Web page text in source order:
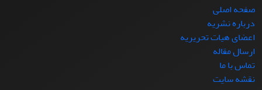
صفحه اصلی
درباره نشریه
اعضای هیات تحریریه
ارسال مقاله
تماس با ما
نقشه سایت